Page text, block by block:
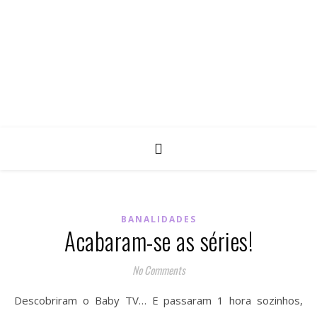
BANALIDADES
Acabaram-se as séries!
No Comments
Descobriram o Baby TV… E passaram 1 hora sozinhos,